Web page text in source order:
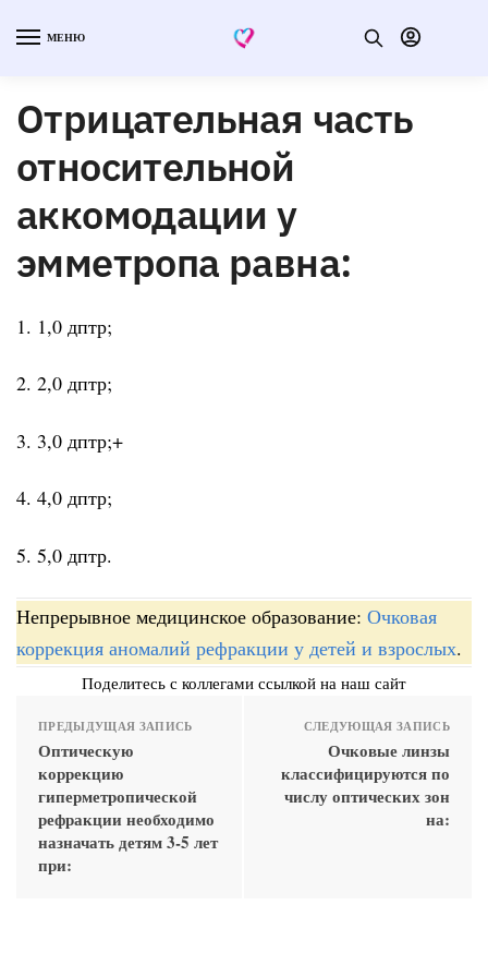
МЕНЮ
Отрицательная часть
относительной
аккомодации у
эмметропа равна:
1. 1,0 дптр;
2. 2,0 дптр;
3. 3,0 дптр;+
4. 4,0 дптр;
5. 5,0 дптр.
Непрерывное медицинское образование: Очковая
коррекция аномалий рефракции у детей и взрослых.
Поделитесь с коллегами ссылкой на наш сайт
ПРЕДЫДУЩАЯ ЗАПИСЬ
Оптическую
коррекцию
гиперметропической
рефракции необходимо
назначать детям 3-5 лет
при:
СЛЕДУЮЩАЯ ЗАПИСЬ
Очковые линзы
классифицируются по
числу оптических зон
на: